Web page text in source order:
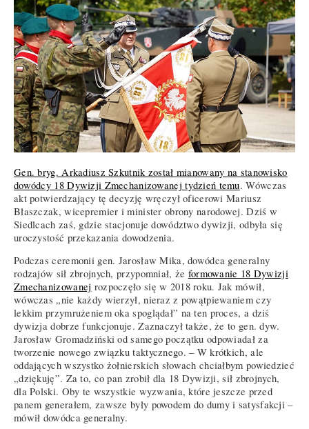
Gen. bryg. Arkadiusz Szkutnik został mianowany na stanowisko
dowódcy 18 Dywizji Zmechanizowanej tydzień temu. Wówczas
akt potwierdzający tę decyzję wręczył oficerowi Mariusz
Błaszczak, wicepremier i minister obrony narodowej. Dziś w
Siedlcach zaś, gdzie stacjonuje dowództwo dywizji, odbyła się
uroczystość przekazania dowodzenia.
Podczas ceremonii gen. Jarosław Mika, dowódca generalny
rodzajów sił zbrojnych, przypomniał, że formowanie 18 Dywizji
Zmechanizowanej rozpoczęło się w 2018 roku. Jak mówił,
wówczas „nie każdy wierzył, nieraz z powątpiewaniem czy
lekkim przymrużeniem oka spoglądał” na ten proces, a dziś
dywizja dobrze funkcjonuje. Zaznaczył także, że to gen. dyw.
Jarosław Gromadziński od samego początku odpowiadał za
tworzenie nowego związku taktycznego. – W krótkich, ale
oddających wszystko żołnierskich słowach chciałbym powiedzieć
„dziękuję”. Za to, co pan zrobił dla 18 Dywizji, sił zbrojnych,
dla Polski. Oby te wszystkie wyzwania, które jeszcze przed
panem generałem, zawsze były powodem do dumy i satysfakcji –
mówił dowódca generalny.